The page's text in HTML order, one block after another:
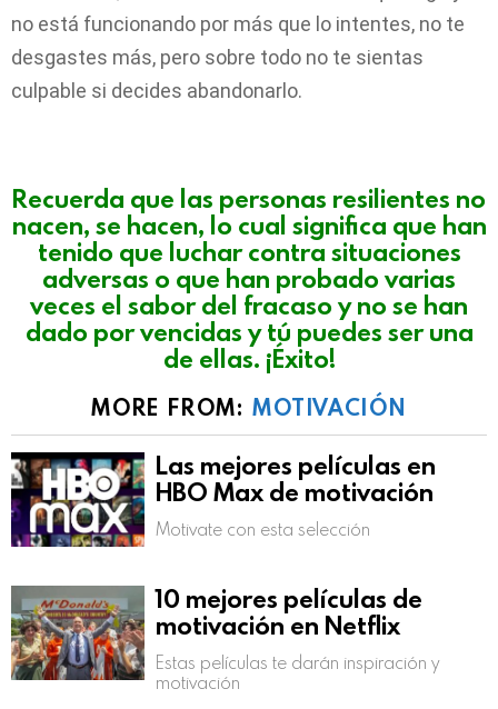
no está funcionando por más que lo intentes, no te
desgastes más, pero sobre todo no te sientas
culpable si decides abandonarlo.
Recuerda que las personas resilientes no
nacen, se hacen, lo cual significa que han
tenido que luchar contra situaciones
adversas o que han probado varias
veces el sabor del fracaso y no se han
dado por vencidas y tú puedes ser una
de ellas. ¡Éxito!
MORE FROM: MOTIVACIÓN
Las mejores películas en
HBO Max de motivación
Motivate con esta selección
10 mejores películas de
motivación en Netflix
Estas películas te darán inspiración y
motivación